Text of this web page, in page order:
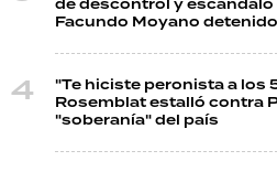
de descontrol y escándalo
Facundo Moyano detenido
"Te hiciste peronista a los
Rosemblat estalló contra
"soberanía" del país